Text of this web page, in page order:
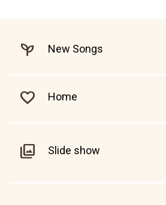
New Songs
Home
Slide show